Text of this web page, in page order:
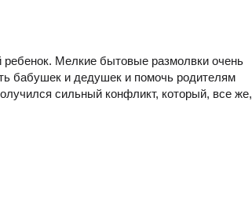
Мелкие бытовые размолвки очень
бабушек и дедушек и помочь родителям
сильный конфликт, который, все же,